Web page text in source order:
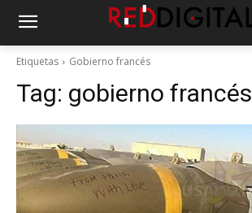
Etiquetas Gobierno francés
Tag: gobierno francés